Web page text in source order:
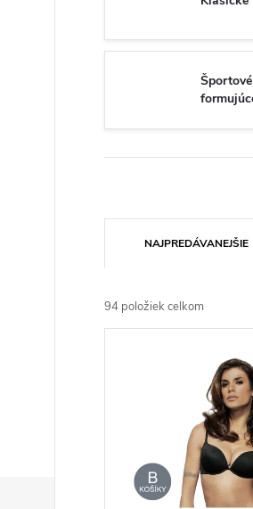
a
d
NAJPREDÁVANEJŠIE
94 položiek celkom